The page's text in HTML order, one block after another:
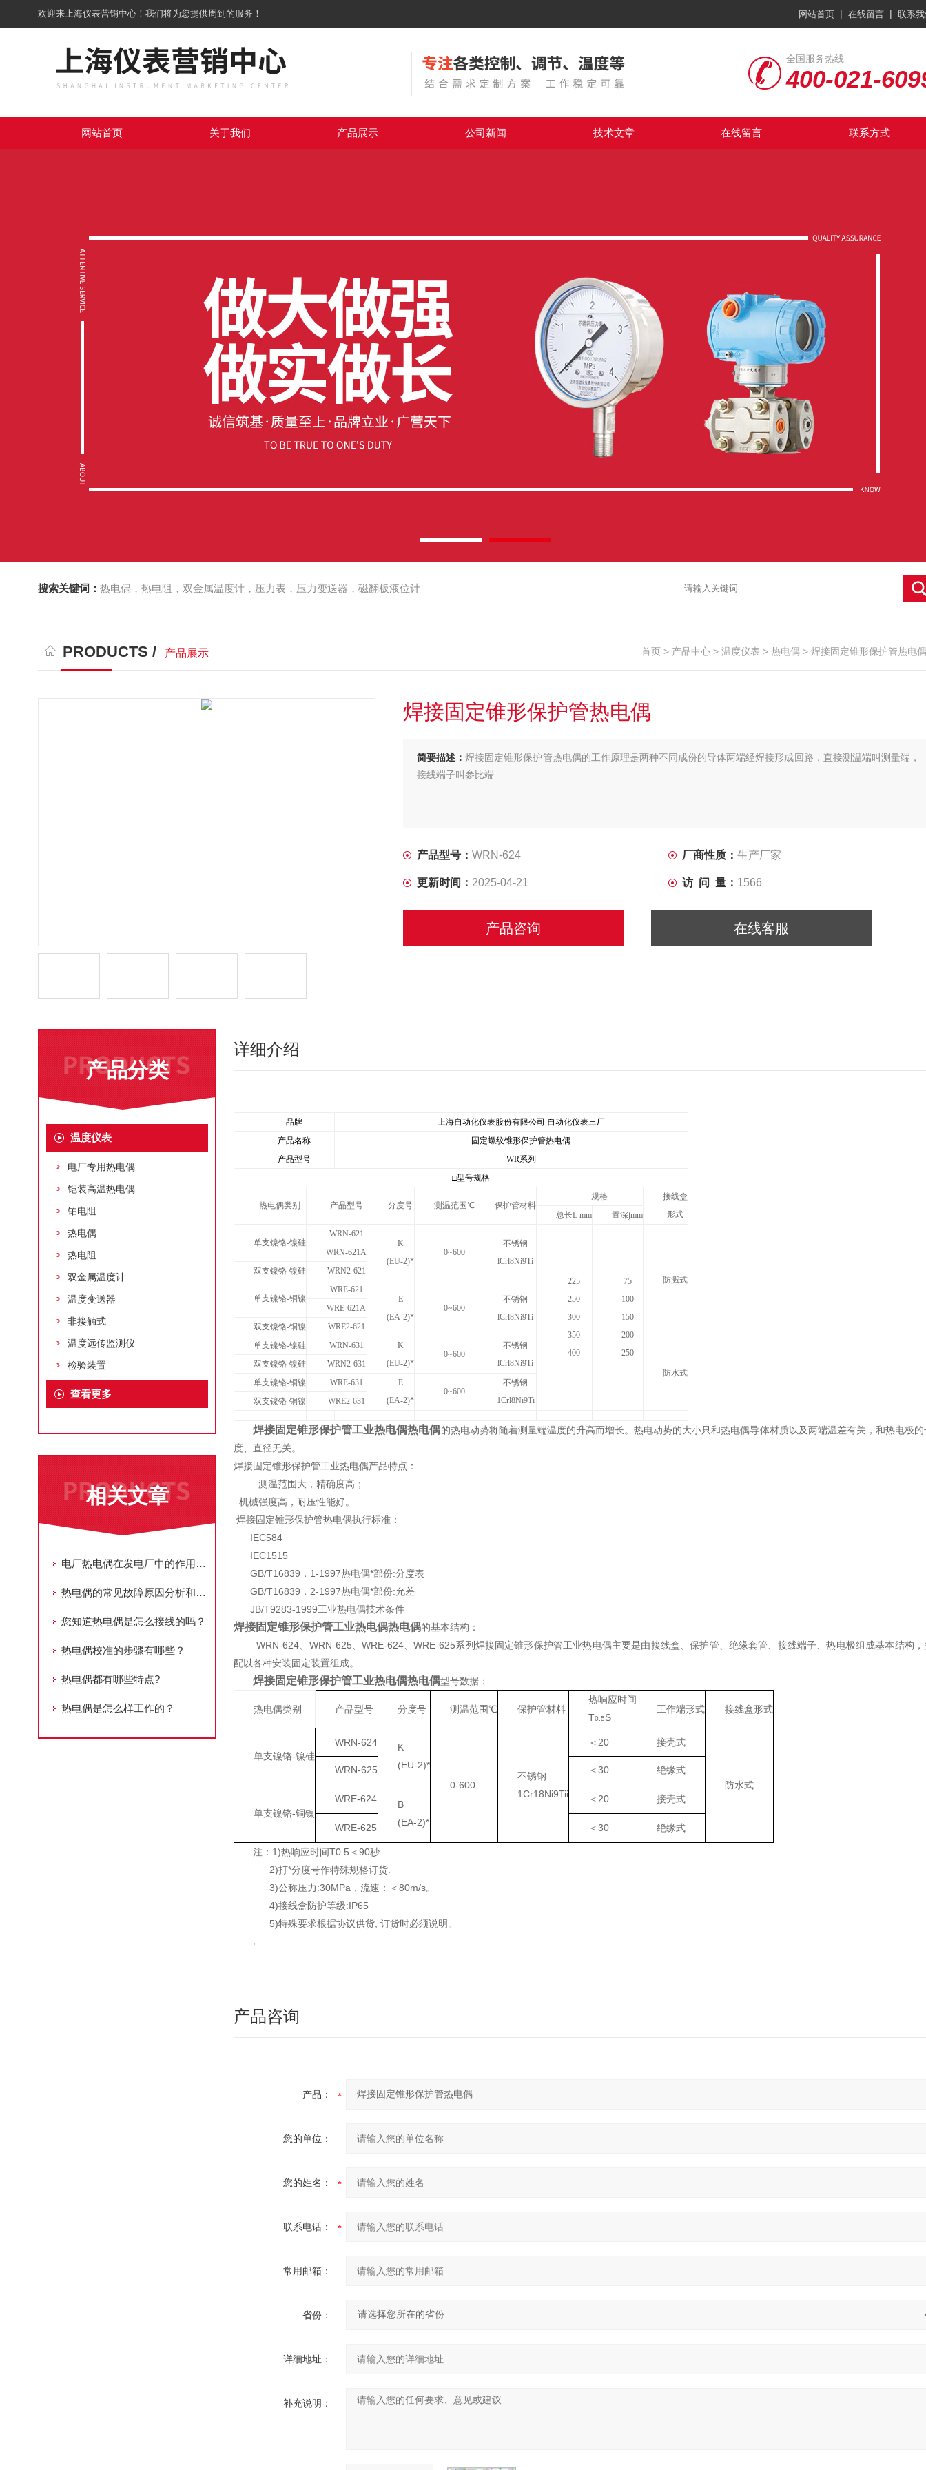
欢迎来上海仪表营销中心！我们将为您提供周到的服务！ 网站首页 | 在线留言 | 联系
全国服务热线
400-021-
网站首页 关于我们 产品展示 公司新闻 技术文章 在线留言 联系方式
搜索关键词： 热电偶，热电阻，双金属温度计，压力表，压力变送器，磁翻板液位计
PRODUCTS / 产品展示 首页 > 产品中心 > 温度仪表 > 热电偶 > 焊接固定锥形保护管热电偶
焊接固定锥形保护管热电偶
简要描述：焊接固定锥形保护管热电偶的工作原理是两种不同成份的导体两端经焊接形成回路，直接测温端叫测量端，
接线端子叫参比端
产品型号： WRN-624 厂商性质： 生产厂家
更新时间： 2025-04-21 访 问 量： 1566
产品咨询 在线客服
产品分类
温度仪表
电厂专用热电偶
铠装高温热电偶
铂电阻
热电偶
热电阻
双金属温度计
温度变送器
非接触式
温度远传监测仪
检验装置
查看更多
相关文章
电厂热电偶在发电厂中的作用和重要性
热电偶的常见故障原因分析和处理办法
您知道热电偶是怎么接线的吗？
热电偶校准的步骤有哪些？
热电偶都有哪些特点?
热电偶是怎么样工作的？
详细介绍
品牌
上海自动化仪表股份有限公司 自动化仪表三厂
产品名称
固定螺纹锥形保护管热电偶
产品型号
WR系列
□型号规格
热电偶类别 产品型号 分度号 测温范围℃ 保护管材料
规格
接线盒
形式
总长L mm 置深∫mm
单支镍铬-镍硅
WRN-621
K
(EU-2)*
0~600
不锈钢
lCrl8Ni9Ti
225
250
300
350
400
75
100
150
200
250
防溅式
WRN-621A
双支镍铬-镍硅
WRN2-621
单支镍铬-铜镍
WRE-621
E
(EA-2)*
0~600
不锈钢
lCrl8Ni9Ti
WRE-621A
双支镍铬-铜镍
WRE2-621
单支镍铬-镍硅
WRN-631
K
(EU-2)*
0~600
不锈钢
lCrl8Ni9Ti
防水式
双支镍铬-镍硅
WRN2-631
单支镍铬-铜镍
WRE-631
E
(EA-2)*
0~600
不锈钢
1Crl8Ni9Ti
双支镍铬-铜镍 WRE2-631
焊接固定锥形保护管工业热电偶热电偶的热电动势将随着测量端温度的升高而增长。热电动势的大小只和热电偶导体材质以及两端温差有关，和热电极的
度、直径无关。
焊接固定锥形保护管工业热电偶产品特点：
测温范围大，精确度高；
机械强度高，耐压性能好。
焊接固定锥形保护管热电偶执行标准：
IEC584
IEC1515
GB/T16839．1-1997热电偶*部份:分度表
GB/T16839．2-1997热电偶*部份:允差
JB/T9283-1999工业热电偶技术条件
焊接固定锥形保护管工业热电偶热电偶的基本结构：
WRN-624、WRN-625、WRE-624、WRE-625系列焊接固定锥形保护管工业热电偶主要是由接线盒、保护管、绝缘套管、接线端子、热电极组成基本结构，
配以各种安装固定装置组成。
焊接固定锥形保护管工业热电偶热电偶型号数据：
热电偶类别 产品型号 分度号 测温范围℃ 保护管材料
热响应时间
T0.5S
工作端形式 接线盒形式
单支镍铬-镍硅
WRN-624
K
(EU-2)*
0-600
不锈钢
1Cr18Ni9Tii
＜20 接壳式
防水式
WRN-625 ＜30 绝缘式
单支镍铬-铜镍
WRE-624
B
(EA-2)*
＜20 接壳式
WRE-625 ＜30 绝缘式
注：1)热响应时间T0.5＜90秒.
2)打*分度号作特殊规格订货.
3)公称压力:30MPa，流速：＜80m/s。
4)接线盒防护等级:IP65
5)特殊要求根据协议供货, 订货时必须说明。
,
产品咨询
产品：
您的单位：
您的姓名：
联系电话：
常用邮箱：
省份：
详细地址：
补充说明：